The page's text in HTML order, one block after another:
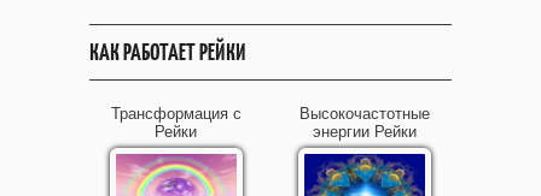
КАК РАБОТАЕТ РЕЙКИ
Трансформация с
Рейки
Высокочастотные
энергии Рейки